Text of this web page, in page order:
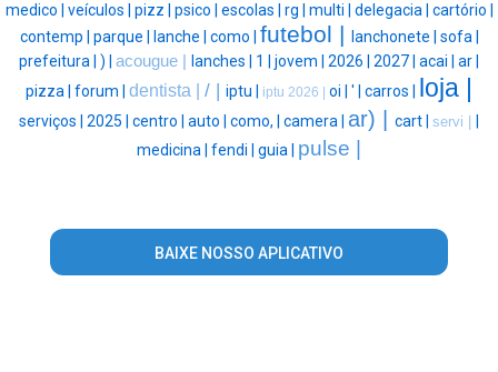
medico | veículos | pizz | psico | escolas | rg | multi | delegacia | cartório |
contemp | parque | lanche | como | futebol | lanchonete | sofa |
prefeitura | ) | acougue | lanches | 1 | jovem | 2026 | 2027 | acai | ar |
pizza | forum | dentista | / | iptu | iptu 2026 | oi | ' | carros | loja |
serviços | 2025 | centro | auto | como, | camera | ar) | cart | servi |
medicina | fendi | guia | pulse |
BAIXE NOSSO APLICATIVO